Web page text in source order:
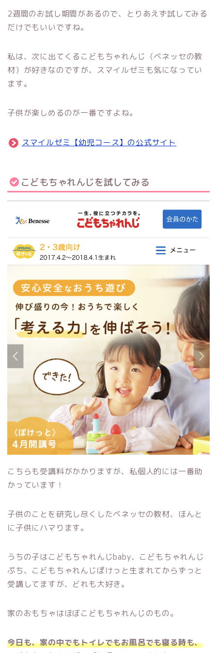
2週間のお試し期間があるので、とりあえず試してみる
だけでもいいですね。
私は、次に出てくるこどもちゃれんじ（ベネッセの教
材）が好きなのですが、スマイルゼミも気になってい
ます。
子供が楽しめるのが一番ですよね。
スマイルゼミ【幼児コース】の公式サイト
こどもちゃれんじを試してみる
こちらも受講料がかかりますが、私個人的には一番助
かっています！
子供のことを研究し尽くしたベネッセの教材、ほんと
に子供にハマります。
うちの子はこどもちゃれんじbaby、こどもちゃれんじ
ぷち、こどもちゃれんじぽけっと生まれてからずっと
受講してますが、どれも大好き。
家のおもちゃはほぼこどもちゃれんじのもの。
今日も、家の中でもトイレでもお風呂でも寝る時も、